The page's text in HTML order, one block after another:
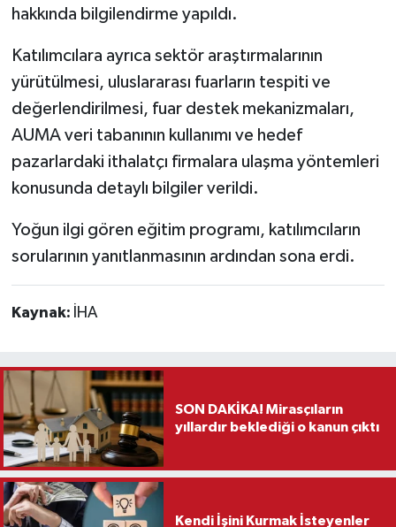
hakkında bilgilendirme yapıldı.
Katılımcılara ayrıca sektör araştırmalarının
yürütülmesi, uluslararası fuarların tespiti ve
değerlendirilmesi, fuar destek mekanizmaları,
AUMA veri tabanının kullanımı ve hedef
pazarlardaki ithalatçı firmalara ulaşma yöntemleri
konusunda detaylı bilgiler verildi.
Yoğun ilgi gören eğitim programı, katılımcıların
sorularının yanıtlanmasının ardından sona erdi.
Kaynak: İHA
SON DAKİKA! Mirasçıların
yıllardır beklediği o kanun çıktı
Kendi İşini Kurmak İsteyenler